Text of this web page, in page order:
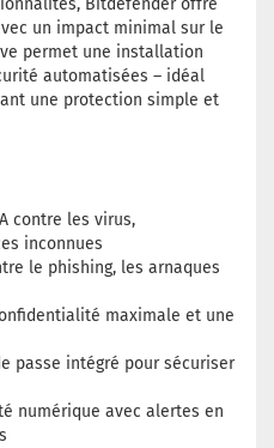
Bitdefender offre
un impact minimal sur le
permet une installation
automatisées – idéal
une protection simple et
contre les virus,
inconnues
le phishing, les arnaques
maximale et une
passe intégré pour sécuriser
numérique avec alertes en